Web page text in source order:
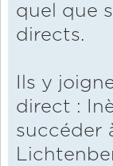
quel que
directs.
Ils y
direct :
succéder